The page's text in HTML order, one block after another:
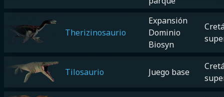
Therizinosaurio
Expansión
Dominio
Biosyn
Tilosaurio Juego base